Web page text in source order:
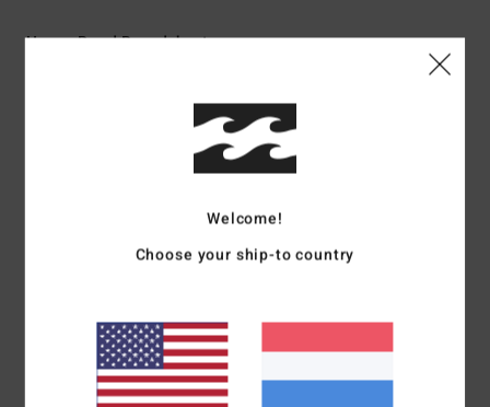
Heren Rood Boardshort
Recycler 4 way stretch. Prestatiegerichte stof
Performance en comfort
Waterdichtheid:Micro-Repel waterafstotende coating
Vaste tailleband
zakken:opgestikte achterzak
Onderdeel van de A.I. Forever Billabong-collectie
Welcome!
Choose your ship-to country